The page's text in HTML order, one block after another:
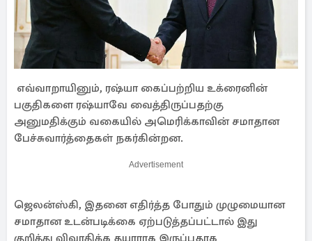
எவ்வாறாயினும், ரஷ்யா கைப்பற்றிய உக்ரைனின்
பகுதிகளை ரஷ்யாவே வைத்திருப்பதற்கு
அனுமதிக்கும் வகையில் அமெரிக்காவின் சமாதான
பேச்சுவார்த்தைகள் நகர்கின்றன.
Advertisement
ஜெலன்ஸ்கி, இதனை எதிர்த்த போதும் முழுமையான
சமாதான உடன்படிக்கை ஏற்படுத்தப்பட்டால் இது
குறித்து விவாதிக்க தயாராக இருப்பதாக